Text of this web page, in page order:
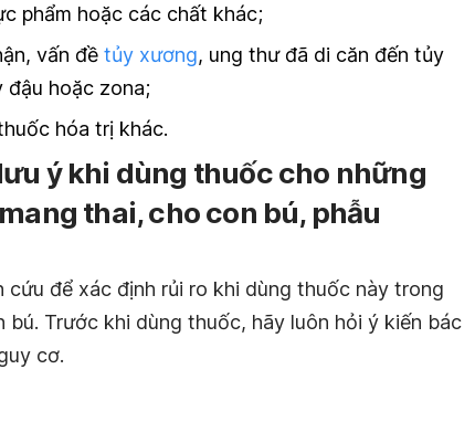
phẩm hoặc các chất khác;
vấn đề tủy xương, ung thư đã di căn đến tủy
đậu hoặc zona;
hóa trị khác.
ý khi dùng thuốc cho những
thai, cho con bú, phẫu
cứu để xác định rủi ro khi dùng thuốc này trong
Trước khi dùng thuốc, hãy luôn hỏi ý kiến bác
cơ.